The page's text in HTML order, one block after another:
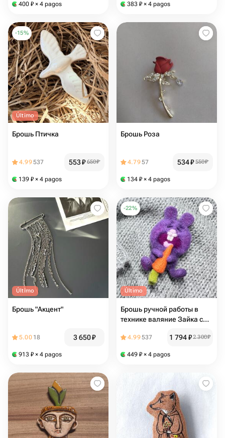
400 ₽ × 4 pagos 383 ₽ × 4 pagos
-15%
Último
Брошь Птичка
4.99537 553₽ 650₽
139 ₽ × 4 pagos
Брошь Роза
4.7957 534₽ 550₽
134 ₽ × 4 pagos
Último
Брошь "Акцент"
5.00 18 3 650₽
913 ₽ × 4 pagos
-22%
Último
Брошь ручной работы в
технике валяние Зайка с
4.99537 1 794₽2 300₽
449 ₽ × 4 pagos